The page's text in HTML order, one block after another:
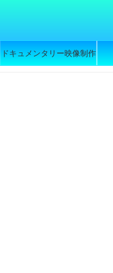
ドキュメンタリー映像制作